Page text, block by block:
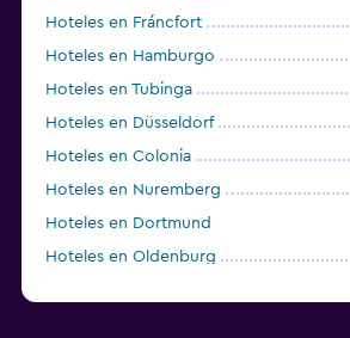
Hoteles en Fráncfort
Hoteles en Hamburgo
Hoteles en Tubinga
Hoteles en Düsseldorf
Hoteles en Colonia
Hoteles en Nuremberg
Hoteles en Dortmund
Hoteles en Oldenburg